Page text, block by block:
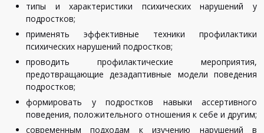
типы
и характеристики психических нарушений
у
подростков;
применять
эффективные техники
профилактики
психических нарушений подростков;
проводить
профилактические мероприятия,
предотвращающие дезадаптивные модели поведения
подростков;
формировать
у подростков навыки
ассертивного
поведения, положительного отношения к себе и другим;
современным
подходам к изучению нарушений
в